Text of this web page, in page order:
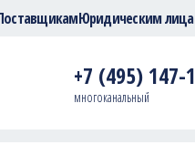
Юридическим
+7 (495) 147-
многоканальный